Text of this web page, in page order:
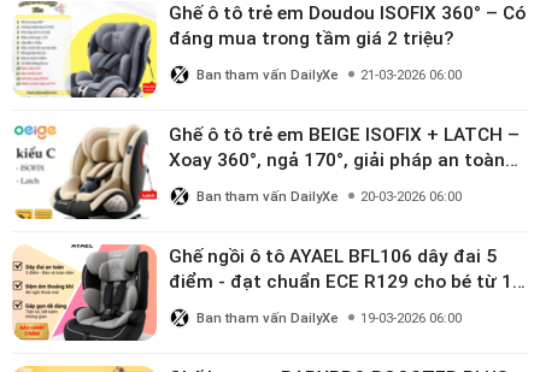
Ghế ô tô trẻ em Doudou ISOFIX 360° – Có
đáng mua trong tầm giá 2 triệu?
Ban tham vấn DailyXe 21-03-2026 06:00
Ghế ô tô trẻ em BEIGE ISOFIX + LATCH –
Xoay 360°, ngả 170°, giải pháp an toàn
linh hoạt cho bé 0–10 tuổi
Ban tham vấn DailyXe 20-03-2026 06:00
Ghế ngồi ô tô AYAEL BFL106 dây đai 5
điểm - đạt chuẩn ECE R129 cho bé từ 1–
10 tuổi
Ban tham vấn DailyXe 19-03-2026 06:00